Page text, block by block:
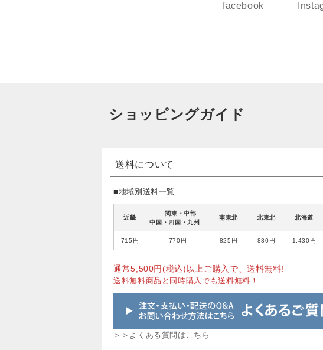
facebook
ショッピングガイド
送料について
■地域別送料一覧
近畿
関東・中部
中国・四国・九州
南東北 北東北 北海道
715円 770円 825円 880円 1,430円
通常5,500円(税込)以上ご購入で、送料無料!
送料無料商品と同時購入でも送料無料！
＞＞よくある質問はこちら